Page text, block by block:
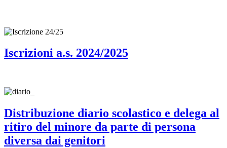
Iscrizioni a.s. 2024/2025
Distribuzione diario scolastico e delega al
ritiro del minore da parte di persona
diversa dai genitori